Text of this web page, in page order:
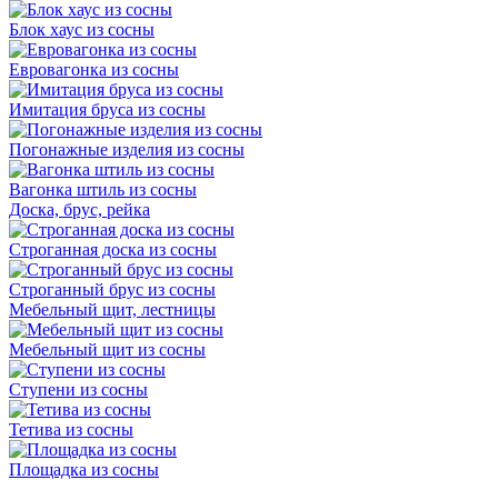
Блок хаус из сосны
Евровагонка из сосны
Имитация бруса из сосны
Погонажные изделия из сосны
Вагонка штиль из сосны
Доска, брус, рейка
Строганная доска из сосны
Строганный брус из сосны
Мебельный щит, лестницы
Мебельный щит из сосны
Ступени из сосны
Тетива из сосны
Площадка из сосны